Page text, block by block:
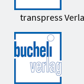
transpress